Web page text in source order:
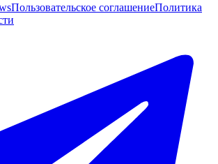
Пользовательское соглашениеПолитика